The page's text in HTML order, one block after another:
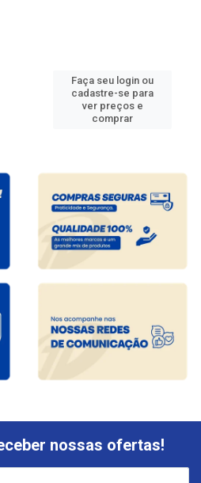
Faça seu login ou
cadastre-se para
ver preços e
comprar
nossas ofertas!